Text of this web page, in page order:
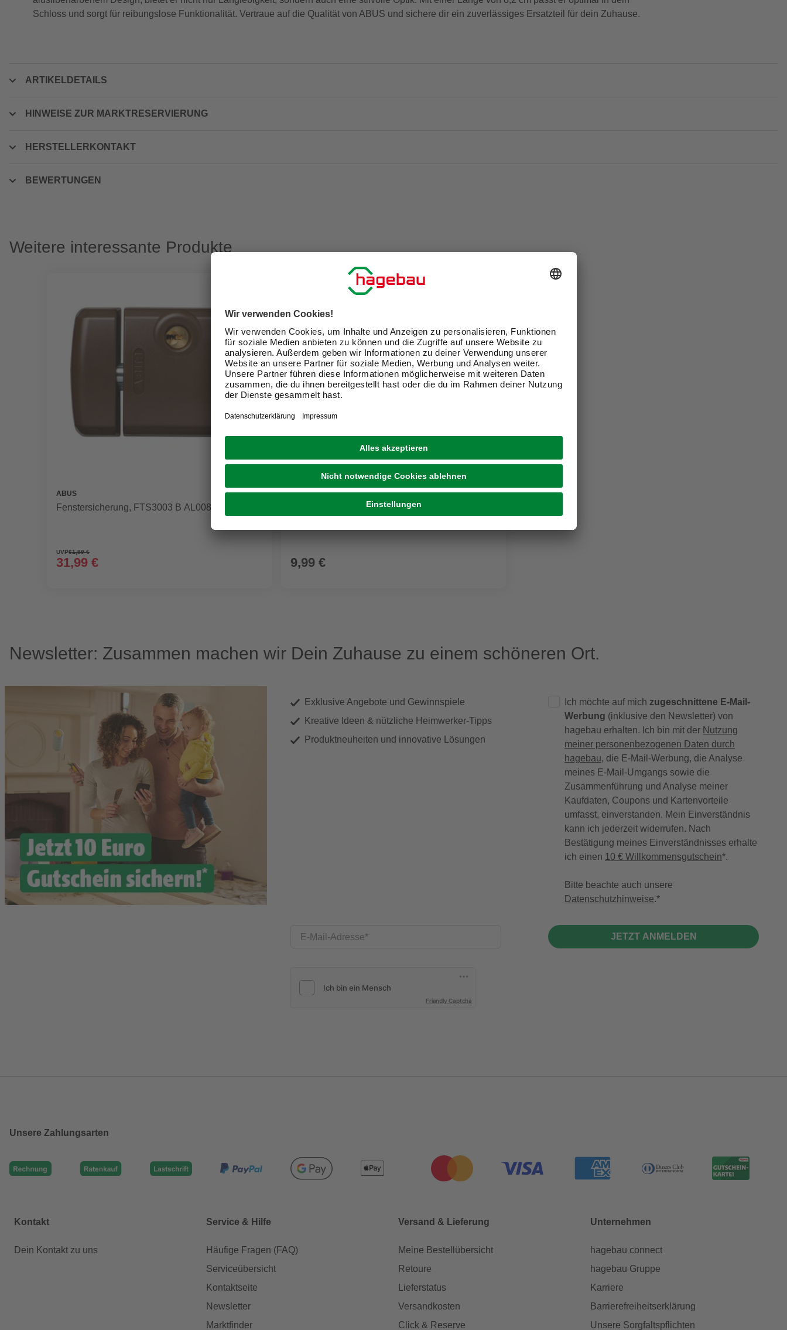
Schloss und sorgt für reibungslose Funktionalität. Vertraue auf die Qualität von ABUS und sichere dir ein zuverlässiges Ersatzteil für dein Zuhause.
ARTIKELDETAILS
HINWEISE ZUR MARKTRESERVIERUNG
HERSTELLERKONTAKT
BEWERTUNGEN
Weitere interessante Produkte
ABUS
Fenstersicherung, FTS3003 B AL0089
UVP61,99 €
31,99 €
ABUS
Buntbarteinsatz, gl. 08
9,99 €
Newsletter: Zusammen machen wir Dein Zuhause zu einem schöneren Ort.
Exklusive Angebote und Gewinnspiele
Kreative Ideen & nützliche Heimwerker-Tipps
Produktneuheiten und innovative Lösungen
E-Mail-Adresse
Friendly Captcha
Ich möchte auf mich zugeschnittene E-Mail-
Werbung (inklusive den Newsletter) von
hagebau erhalten. Ich bin mit der Nutzung
meiner personenbezogenen Daten durch
hagebau, die E-Mail-Werbung, die Analyse
meines E-Mail-Umgangs sowie die
Zusammenführung und Analyse meiner
Kaufdaten, Coupons und Kartenvorteile
umfasst, einverstanden. Mein Einverständnis
kann ich jederzeit widerrufen. Nach
Bestätigung meines Einverständnisses erhalte
ich einen 10 € Willkommensgutschein*.
Bitte beachte auch unsere
Datenschutzhinweise.
JETZT ANMELDEN
Unsere Zahlungsarten
Kontakt
Dein Kontakt zu uns
Service & Hilfe
Häufige Fragen (FAQ)
Serviceübersicht
Kontaktseite
Newsletter
Marktfinder
Versand & Lieferung
Meine Bestellübersicht
Retoure
Lieferstatus
Versandkosten
Click & Reserve
Unternehmen
hagebau connect
hagebau Gruppe
Karriere
Barrierefreiheitserklärung
Unsere Sorgfaltspflichten